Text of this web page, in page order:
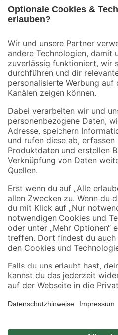
Der toom Newsletter: Keine Angebote
Zur Newsletter Anmeldung
Folge uns
Zahlungsarten
Sicher einkaufen
Jetzt die toom-App
Alle Preisangaben in EUR inkl. gesetzl. MwSt..
Umständen nicht in allen Märkten verfügbar. Die
Produkte nur solange der Vorrat reicht.
*Paketversand ab 59 € versandkostenfrei, gilt